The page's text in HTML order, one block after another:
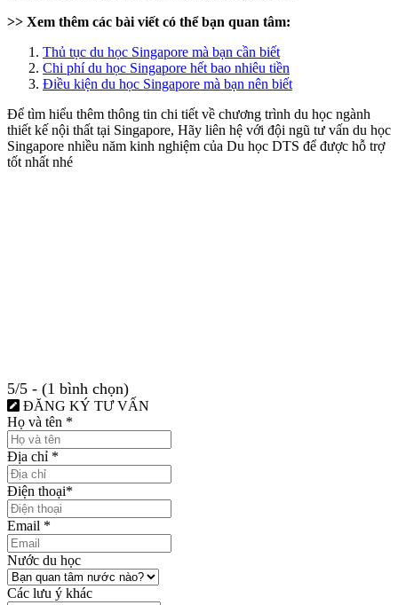
>> Xem thêm các bài viết có thể bạn quan tâm:
Thủ tục du học Singapore mà bạn cần biết
Chi phí du học Singapore hết bao nhiêu tiền
Điều kiện du học Singapore mà bạn nên biết
Để tìm hiểu thêm thông tin chi tiết về chương trình du học ngành
thiết kế nội thất tại Singapore, Hãy liên hệ với đội ngũ tư vấn du học
Singapore nhiều năm kinh nghiệm của Du học DTS để được hỗ trợ
tốt nhất nhé
5/5 - (1 bình chọn)
ĐĂNG KÝ TƯ VẤN
Họ và tên *
Địa chỉ *
Điện thoại*
Email *
Nước du học
Các lưu ý khác